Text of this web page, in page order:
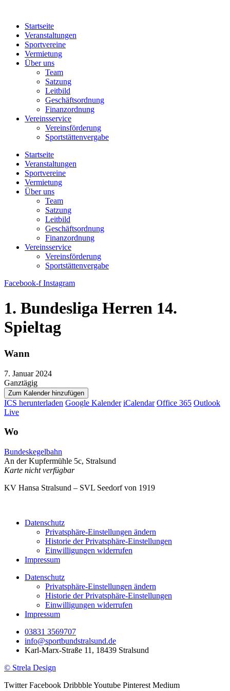
springenStartseite
Veranstaltungen
Sportvereine
Vermietung
Über uns
Team
Satzung
Leitbild
Geschäftsordnung
Finanzordnung
Vereinsservice
Vereinsförderung
Sportstättenvergabe
Startseite
Veranstaltungen
Sportvereine
Vermietung
Über uns
Team
Satzung
Leitbild
Geschäftsordnung
Finanzordnung
Vereinsservice
Vereinsförderung
Sportstättenvergabe
Facebook-f Instagram
1. Bundesliga Herren 14.
Spieltag
Wann
7. Januar 2024
Ganztägig
Zum Kalender hinzufügen
ICS herunterladen Google Kalender iCalendar Office 365 Outlook
Live
Wo
Bundeskegelbahn
An der Kupfermühle 5c, Stralsund
Karte nicht verfügbar
KV Hansa Stralsund – SVL Seedorf von 1919
Datenschutz
Privatsphäre-Einstellungen ändern
Historie der Privatsphäre-Einstellungen
Einwilligungen widerrufen
Impressum
Datenschutz
Privatsphäre-Einstellungen ändern
Historie der Privatsphäre-Einstellungen
Einwilligungen widerrufen
Impressum
03831 3569707
info@sportbundstralsund.de
Karl-Marx-Straße 11, 18439 Stralsund
© Strela Design
Twitter Facebook DribbbleYoutube Pinterest Medium